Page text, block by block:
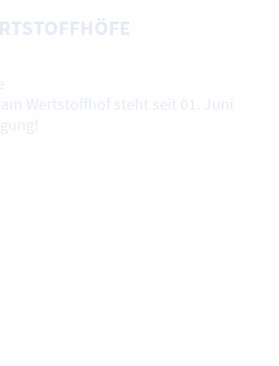
Wertstoffhof steht seit 01. Juni